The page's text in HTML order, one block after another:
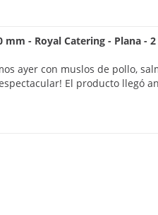
mm - Royal Catering - Plana - 2
ayer con muslos de pollo,
El producto llegó